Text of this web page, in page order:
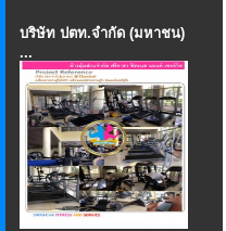
บริษัท ปตท.จำกัด (มหาชน)
...